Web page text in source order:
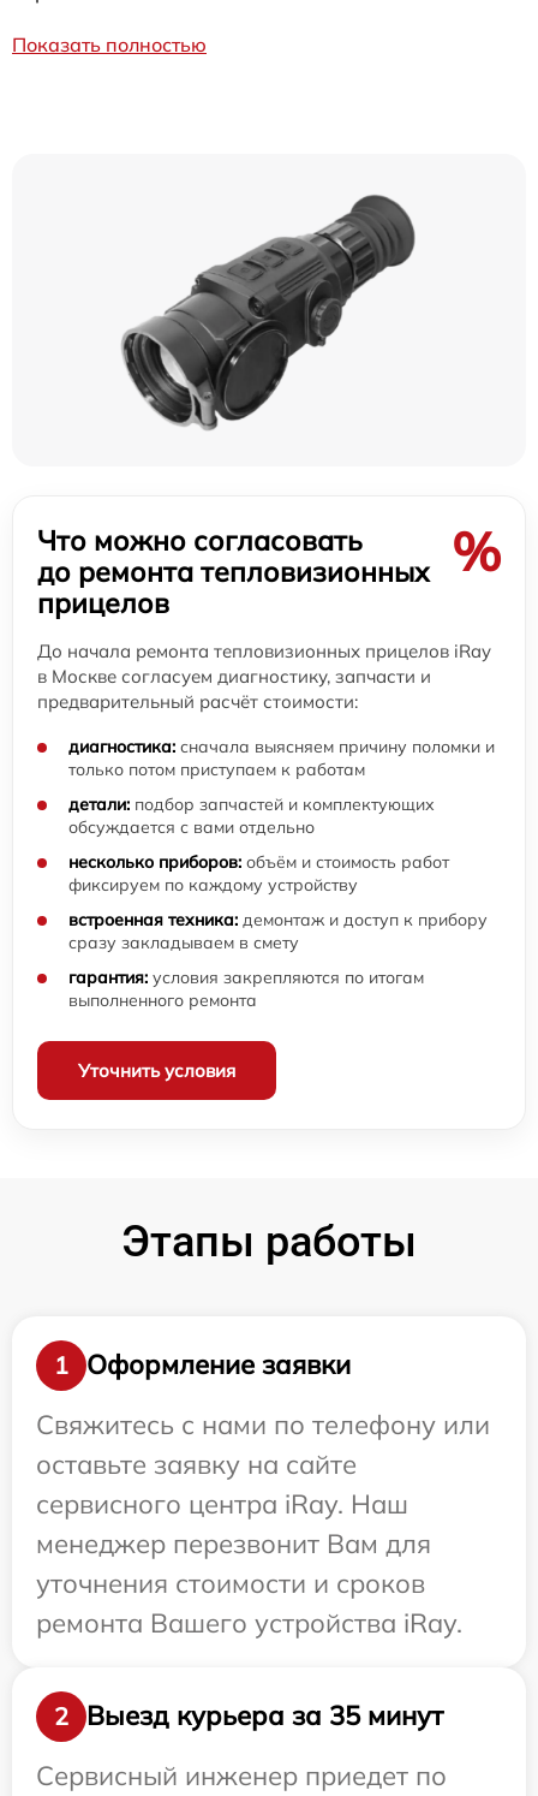
Показать полностью
Что можно согласовать
до ремонта тепловизионных
прицелов
%
До начала ремонта тепловизионных прицелов iRay
в Москве согласуем диагностику, запчасти и
предварительный расчёт стоимости:
диагностика: сначала выясняем причину поломки и
только потом приступаем к работам
детали: подбор запчастей и комплектующих
обсуждается с вами отдельно
несколько приборов: объём и стоимость работ
фиксируем по каждому устройству
встроенная техника: демонтаж и доступ к прибору
сразу закладываем в смету
гарантия: условия закрепляются по итогам
выполненного ремонта
Уточнить условия
Этапы работы
1
Оформление заявки
Свяжитесь с нами по телефону или
оставьте заявку на сайте
сервисного центра iRay. Наш
менеджер перезвонит Вам для
уточнения стоимости и сроков
ремонта Вашего устройства iRay.
2
Выезд курьера за 35 минут
Сервисный инженер приедет по